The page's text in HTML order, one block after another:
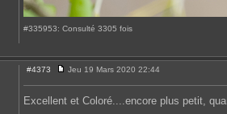
#335953: Consulté 3305 fois
#4373
e
s
Jeu 19 Mars 2020 22:44
Excellent et Coloré....encore plus petit,